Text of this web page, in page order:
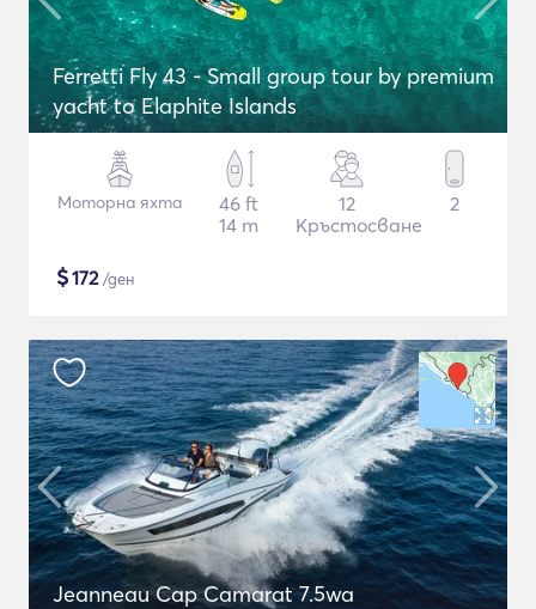
Ferretti Fly 43 - Small group tour by premium
yacht to Elaphite Islands
Моторна яхта
46 ft
14 m
12
Кръстосване
2
$172/ден
Jeanneau Cap Camarat 7.5wa